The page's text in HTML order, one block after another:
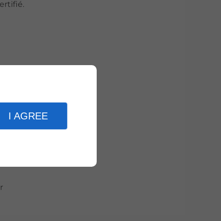
I AGREE
pas
et